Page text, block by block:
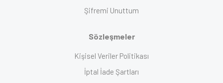
Şifremi Unuttum
Sözleşmeler
Kişisel Veriler Politikası
İptal İade Şartları